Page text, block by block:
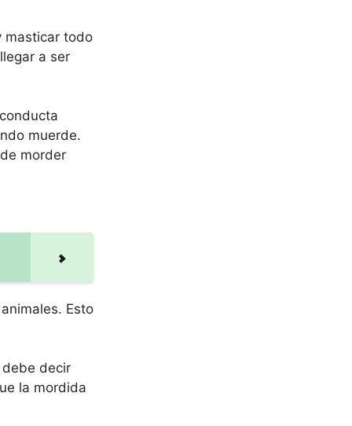
masticar todo
a ser
muerde.
morder
Esto
decir
la mordida